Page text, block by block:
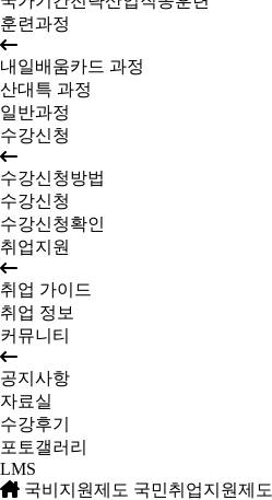
훈련과정
내일배움카드 과정
산대특 과정
일반과정
수강신청
수강신청방법
수강신청
수강신청확인
취업지원
취업 가이드
취업 정보
커뮤니티
공지사항
자료실
수강후기
포토갤러리
LMS
국비지원제도 국민취업지원제도